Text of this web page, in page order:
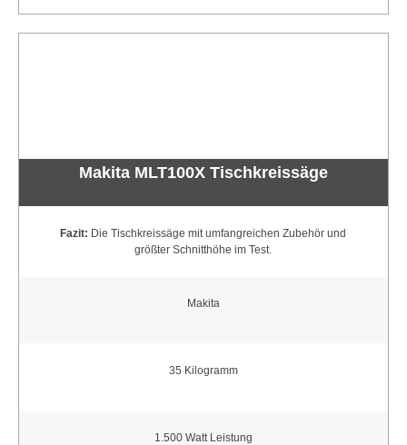
Makita MLT100X Tischkreissäge
Fazit: Die Tischkreissäge mit umfangreichen Zubehör und
größter Schnitthöhe im Test.
Makita
35 Kilogramm
1.500 Watt Leistung